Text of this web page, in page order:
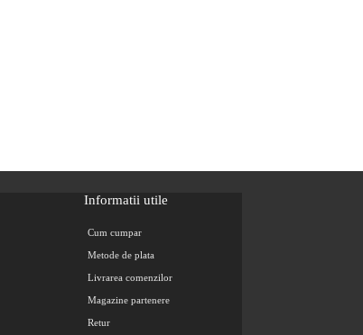
Informatii utile
Cum cumpar
Metode de plata
Livrarea comenzilor
Magazine partenere
Retur